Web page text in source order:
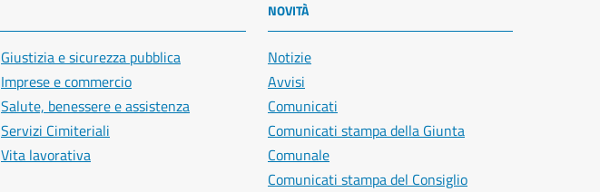
Giustizia e sicurezza pubblica
Imprese e commercio
Salute, benessere e assistenza
Servizi Cimiteriali
Vita lavorativa
NOVITÀ
Notizie
Avvisi
Comunicati
Comunicati stampa della Giunta
Comunale
Comunicati stampa del Consiglio